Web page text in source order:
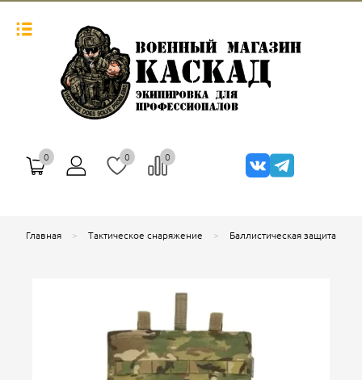
0 0 0
Главная Тактическое снаряжение Баллистическая защита